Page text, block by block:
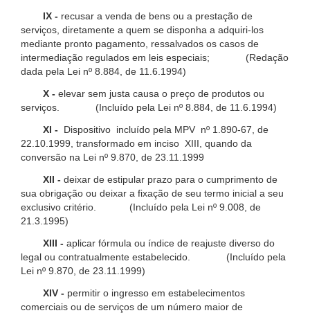
IX - recusar a venda de bens ou a prestação de
serviços, diretamente a quem se disponha a adquiri-los
mediante pronto pagamento, ressalvados os casos de
intermediação regulados em leis especiais; (Redação
dada pela Lei nº 8.884, de 11.6.1994)
X - elevar sem justa causa o preço de produtos ou
serviços. (Incluído pela Lei nº 8.884, de 11.6.1994)
XI -
Dispositivo incluído pela MPV nº 1.890-67, de
22.10.1999, transformado em inciso XIII, quando da
conversão na Lei nº 9.870, de 23.11.1999
XII - deixar de estipular prazo para o cumprimento de
sua obrigação ou deixar a fixação de seu termo inicial a seu
exclusivo critério. (Incluído pela Lei nº 9.008, de
21.3.1995)
XIII - aplicar fórmula ou índice de reajuste diverso do
legal ou contratualmente estabelecido. (Incluído pela
Lei nº 9.870, de 23.11.1999)
XIV - permitir o ingresso em estabelecimentos
comerciais ou de serviços de um número maior de